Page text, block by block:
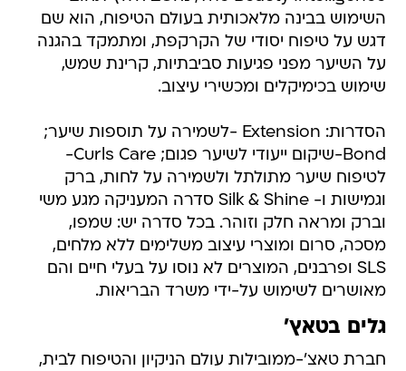
השימוש בבינה מלאכותית בעולם הטיפוח, הוא שם
דגש על טיפוח יסודי של הקרקפת, ומתמקד בהגנה
על השיער מפני פגיעות סביבתיות, קרינת שמש,
שימוש בכימיקלים ומכשירי עיצוב.
הסדרות: Extension -לשמירה על תוספות שיער;
Bond-שיקום ייעודי לשיער פגום; Curls Care-
לטיפוח שיער מתולתל ולשמירה על לחות, ברק
וגמישות ו- Silk & Shine סדרה המעניקה מגע משי
וברק ומראה חלק וזוהר. בכל סדרה יש: שמפו,
מסכה, סרום ומוצרי עיצוב משלימים ללא מלחים,
SLS ופרבנים, המוצרים לא נוסו על בעלי חיים והם
מאושרים לשימוש על-ידי משרד הבריאות.
גלים בטאץ'
חברת טאצ'-ממובילות עולם הניקיון והטיפוח לבית,